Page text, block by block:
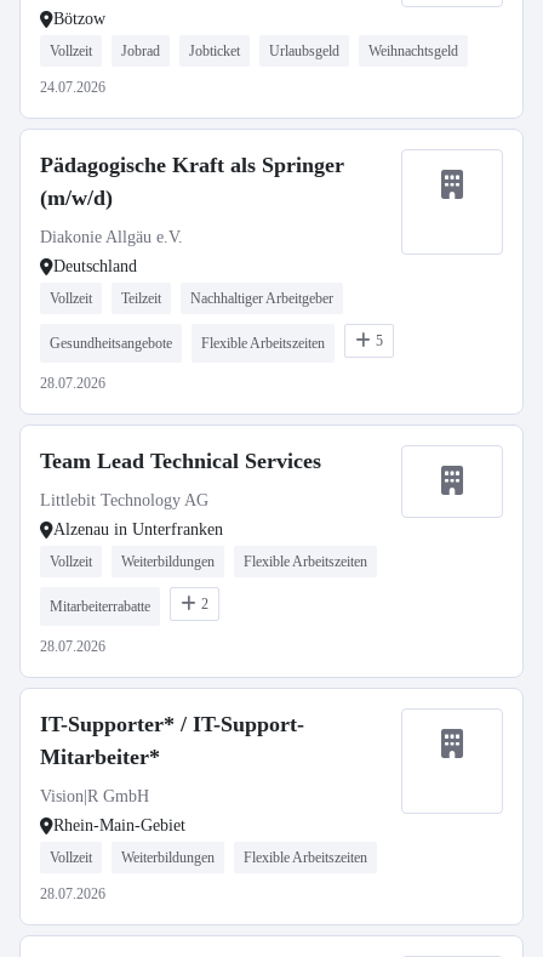
Bötzow
Vollzeit Jobrad Jobticket Urlaubsgeld Weihnachtsgeld
24.07.2026
Pädagogische Kraft als Springer
(m/w/d)
Diakonie Allgäu e.V.
Deutschland
Vollzeit Teilzeit Nachhaltiger Arbeitgeber
Gesundheitsangebote Flexible Arbeitszeiten 5
28.07.2026
Team Lead Technical Services
Littlebit Technology AG
Alzenau in Unterfranken
Vollzeit Weiterbildungen Flexible Arbeitszeiten
Mitarbeiterrabatte 2
28.07.2026
IT-Supporter* / IT-Support-
Mitarbeiter*
Vision|R GmbH
Rhein-Main-Gebiet
Vollzeit Weiterbildungen Flexible Arbeitszeiten
28.07.2026